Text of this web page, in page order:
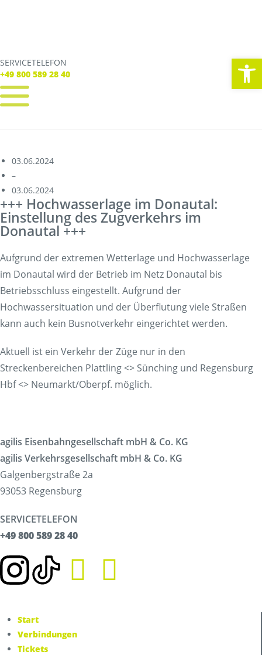
SERVICETELEFON
+49 800 589 28 40
SERVICE TELEFON
+49 800 589 28 40
Verbindungen
Fahrpläne
Abweichungen
Live Verbindungscheck
Korridorsanierung
Baumaßnahmen_RVOF
Tickets
Tickets
Verkaufsstellen & Automaten
Deutschlandticket
Fahrradmitnahme
Ausflüge
Fahrgastmagazin PICO
Interaktive Karte
Erhöhtes Beförderungsentgelt
Garantien und Rechte
Fundsachen
FAQ
Unternehmen
Karriere
Spendenwettbewerb
Umwelt & Nachhaltigkeit
Kontakt Fahrgäste
03.06.2024
–
03.06.2024
+++ Hochwasserlage im Donautal:
Einstellung des Zugverkehrs im
Donautal +++
Aufgrund der extremen Wetterlage und Hochwasserlage
im Donautal wird der Betrieb im Netz Donautal bis
Betriebsschluss eingestellt. Aufgrund der
Hochwassersituation und der Überflutung viele Straßen
kann auch kein Busnotverkehr eingerichtet werden.
Aktuell ist ein Verkehr der Züge nur in den
Streckenbereichen Plattling <> Sünching und Regensburg
Hbf <> Neumarkt/Oberpf. möglich.
agilis Eisenbahngesellschaft mbH & Co. KG
agilis Verkehrsgesellschaft mbH & Co. KG
Galgenbergstraße 2a
93053 Regensburg
SERVICETELEFON
+49 800 589 28 40
Start
Verbindungen
Tickets